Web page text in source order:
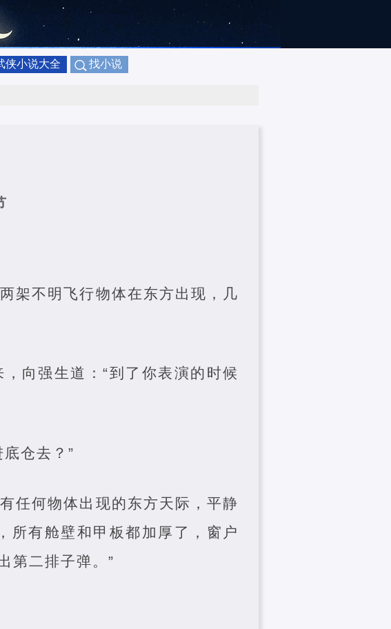
侠小说大全 找小说
架不明飞行物体在东方出现，几
向强生道：“到了你表演的时候
仓去？”
任何物体出现的东方天际，平静
所有舱壁和甲板都加厚了，窗户
第二排子弹。”